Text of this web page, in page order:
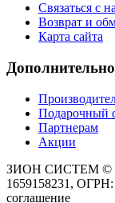
Связаться с
Возврат и
Карта сайта
Дополнительно
Подарочный
Партнерам
Акции
ЗИОН СИСТЕМ ©
1659158231, ОГРН:
соглашение